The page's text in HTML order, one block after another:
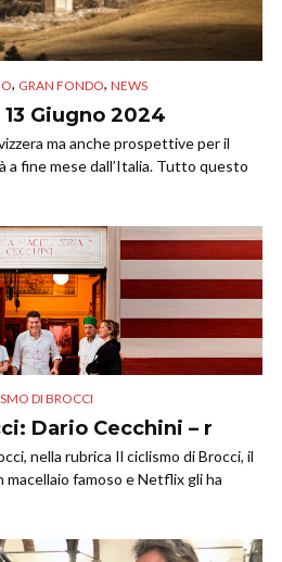
, GRAN FONDO, NEWS
Giugno 2024
ma anche prospettive per il
a fine mese dall’Italia. Tutto questo
DI BROCCI
Dario Cecchini – r
nella rubrica Il ciclismo di Brocci, il
macellaio famoso e Netflix gli ha